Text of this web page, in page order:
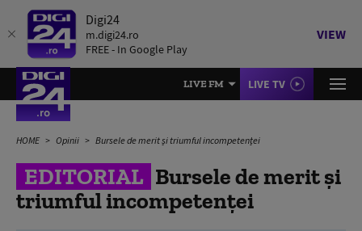
Digi24
m.digi24.ro
FREE - In Google Play
VIEW
LIVE FM LIVE TV
HOME Opinii Bursele de merit și triumful incompetenței
EDITORIAL Bursele de merit și
triumful incompetenței